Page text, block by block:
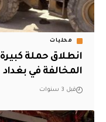
محليات
‏انطلاق حملة
المخالفة‬ في بغداد
قبل 3 سنوات